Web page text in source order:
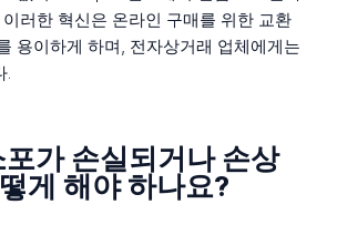
러한 혁신은 온라인 구매를 위한 교환
용이하게 하며, 전자상거래 업체에게는
.
가 손실되거나 손상
게 해야 하나요?